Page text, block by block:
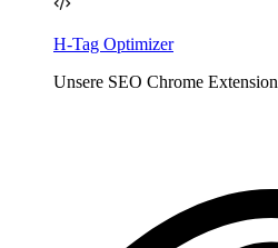
H-Tag Optimizer
Unsere SEO Chrome Extension